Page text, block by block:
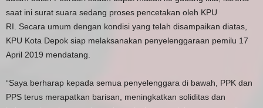
saat ini surat suara sedang proses pencetakan oleh KPU
RI. Secara umum dengan kondisi yang telah disampaikan diatas,
KPU Kota Depok siap melaksanakan penyelenggaraan pemilu 17
April 2019 mendatang.
“Saya berharap kepada semua penyelenggara di bawah, PPK dan
PPS terus merapatkan barisan, meningkatkan soliditas dan